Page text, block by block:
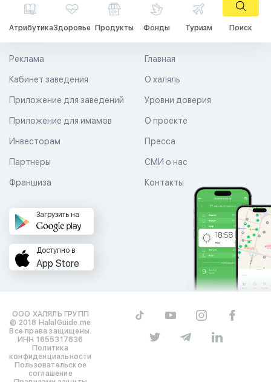
АтрибутикаЗдоровье Продукты Фонды Туризм Поиск
Главная
О халяль
Уровни доверия
Реклама
Кабинет заведения
Приложение для заведений
Приложение для имамов О проекте
Пресса
СМИ о нас
Контакты
Инвесторам
Партнеры
Франшиза
Загрузить на
Доступно в
App Store
ООО ХАЛЯЛЬ ГРУПП
© 2018 HalalGuide.me
Все права защищены.
ИНН 1655317836
Политика
конфиденциальности
Пользовательское
соглашение